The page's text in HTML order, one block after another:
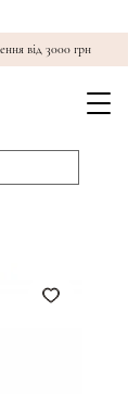
від 3000 грн